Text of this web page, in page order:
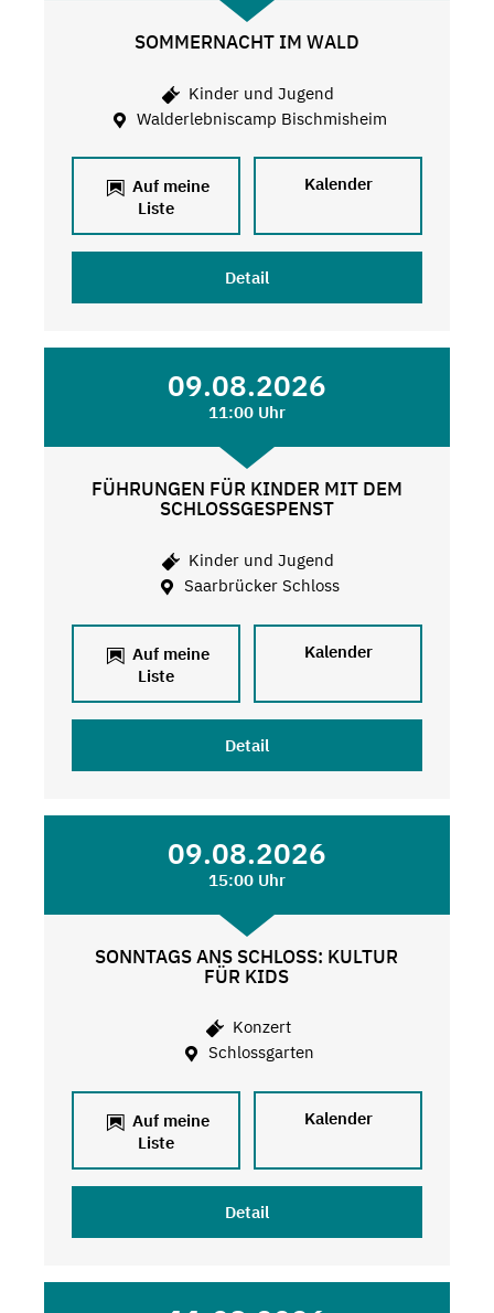
SOMMERNACHT IM WALD
Kinder und Jugend
Walderlebniscamp Bischmisheim
Auf meine
Liste
Kalender
Detail
09.08.2026
11:00 Uhr
FÜHRUNGEN FÜR KINDER MIT DEM
SCHLOSSGESPENST
Kinder und Jugend
Saarbrücker Schloss
Auf meine
Liste
Kalender
Detail
09.08.2026
15:00 Uhr
SONNTAGS ANS SCHLOSS: KULTUR
FÜR KIDS
Konzert
Schlossgarten
Auf meine
Liste
Kalender
Detail